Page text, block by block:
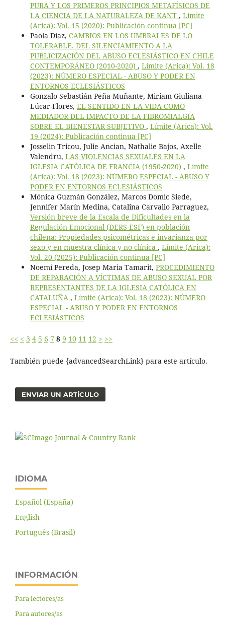
PURA Y LOS PRIMEROS PRINCIPIOS METAFÍSICOS DE
LA CIENCIA DE LA NATURALEZA DE KANT , Límite
(Arica): Vol. 15 (2020): Publicación continua [PC]
Paola Díaz, CAMBIOS EN LOS UMBRALES DE LO
TOLERABLE. DEL SILENCIAMIENTO A LA
PUBLICIZACIÓN DEL ABUSO ECLESIÁSTICO EN CHILE
CONTEMPORÁNEO (2010-2020) , Límite (Arica): Vol. 18
(2023): NÚMERO ESPECIAL - ABUSO Y PODER EN
ENTORNOS ECLESIÁSTICOS
Gonzalo Sebastián Peña-Muñante, Miriam Giuliana
Lúcar-Flores, EL SENTIDO EN LA VIDA COMO
MEDIADOR DEL IMPACTO DE LA FIBROMIALGIA
SOBRE EL BIENESTAR SUBJETIVO , Límite (Arica): Vol.
19 (2024): Publicación continua [PC]
Josselin Tricou, Julie Ancian, Nathalie Bajos, Axelle
Valendru, LAS VIOLENCIAS SEXUALES EN LA
IGLESIA CATÓLICA DE FRANCIA (1950-2020) , Límite
(Arica): Vol. 18 (2023): NÚMERO ESPECIAL - ABUSO Y
PODER EN ENTORNOS ECLESIÁSTICOS
Mónica Guzmán González, Marcos Domic Siede,
Jennifer Marín Medina, Catalina Carvallo Parraguez,
Versión breve de la Escala de Dificultades en la
Regulación Emocional (DERS-ESF) en población
chilena: Propiedades psicométricas e invarianza por
sexo y en muestra clínica y no clínica , Límite (Arica):
Vol. 20 (2025): Publicación continua [PC]
Noemí Pereda, Josep Maria Tamarit, PROCEDIMIENTO
DE REPARACIÓN A VÍCTIMAS DE ABUSO SEXUAL POR
REPRESENTANTES DE LA IGLESIA CATÓLICA EN
CATALUÑA , Límite (Arica): Vol. 18 (2023): NÚMERO
ESPECIAL - ABUSO Y PODER EN ENTORNOS
ECLESIÁSTICOS
<< < 3 4 5 6 7 8 9 10 11 12 > >>
También puede {advancedSearchLink} para este artículo.
ENVIAR UN ARTÍCULO
IDIOMA
Español (España)
English
Português (Brasil)
INFORMACIÓN
Para lectores/as
Para autores/as